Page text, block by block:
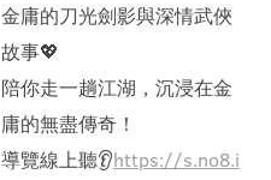
金庸的刀光劍影與深情武俠
故事💖
陪你走一趟江湖，沉浸在金
庸的無盡傳奇！
導覽線上聽👂https://s.no8.i